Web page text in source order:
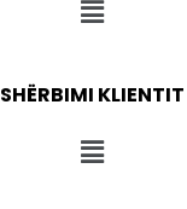
SHËRBIMI KLIENTIT